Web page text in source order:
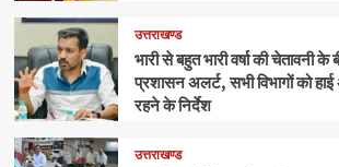
उत्तराखण्ड
भारी से बहुत भारी वर्षा की चेतावनी के
प्रशासन अलर्ट, सभी विभागों को
रहने के निर्देश
उत्तराखण्ड